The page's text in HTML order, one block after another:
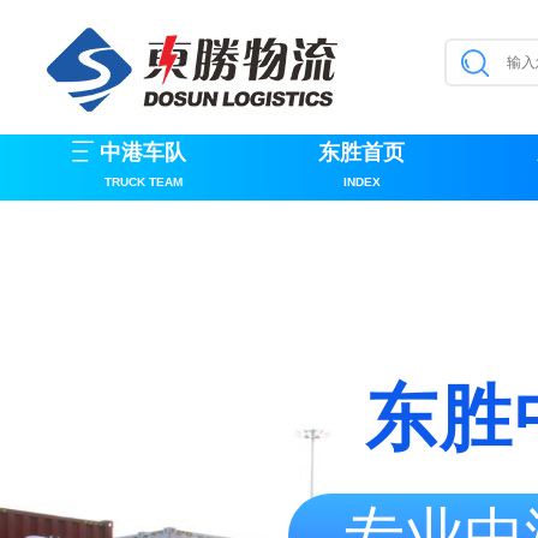
中港车队
TRUCK TEAM
东胜首页
INDEX
东胜